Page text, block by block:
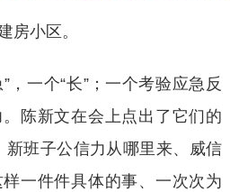
房小区。
”，一个“长”；一个考验应急反
陈新文在会上点出了它们的
新班子公信力从哪里来、威信
一件件具体的事、一次次为